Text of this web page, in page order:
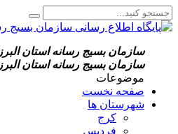
سازمان بسیج رسانه استان البرز
سازمان بسیج رسانه استان البرز
موضوعات
صفحه نخست
شهرستان ها
کرج
فردیس